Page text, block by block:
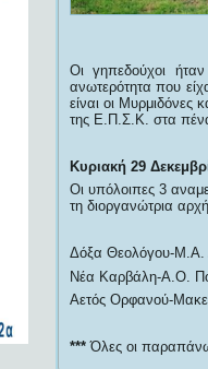
Οι γηπεδούχοι
ανωτερότητα που
είναι οι Μυρμιδόνες
της Ε.Π.Σ.Κ. στα
Κυριακή 29
Οι υπόλοιπες 3
τη διοργανώτρια
Δόξα Θεολόγου-Μ.Α.
Νέα Καρβάλη-Α.Ο.
Αετός Ορφανού-
***Όλες οι παραπάνω